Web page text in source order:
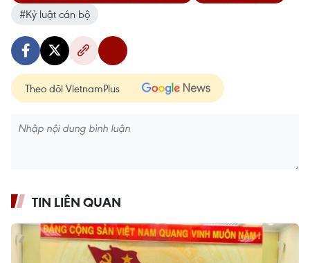
#Kỷ luật cán bộ
Theo dõi VietnamPlus
TIN LIÊN QUAN